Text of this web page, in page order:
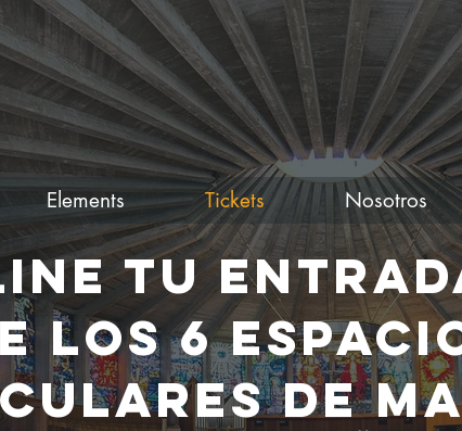
TU
LOS 6
DE
Elements Tickets Nosotros